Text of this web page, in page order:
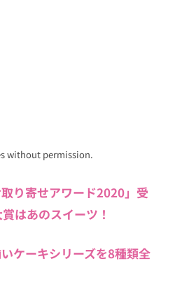
without permission.
り寄せアワード2020」受
はあのスイーツ！
ケーキシリーズを8種類全